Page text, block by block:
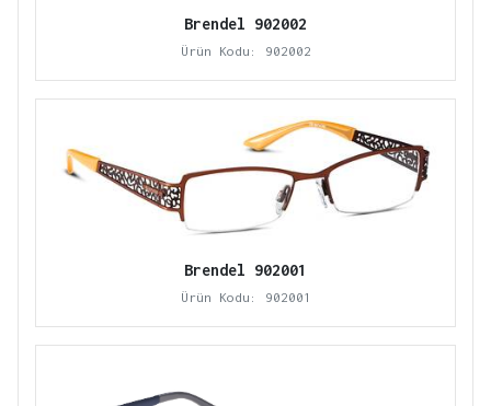
Brendel 902002
Ürün Kodu: 902002
Brendel 902001
Ürün Kodu: 902001